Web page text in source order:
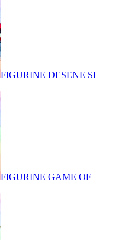
FIGURINE DESENE SI
FIGURINE GAME OF